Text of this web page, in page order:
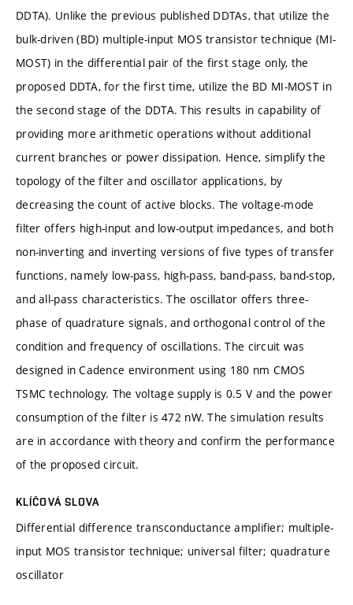
DDTA). Unlike the previous published DDTAs, that utilize the
bulk-driven (BD) multiple-input MOS transistor technique (MI-
MOST) in the differential pair of the first stage only, the
proposed DDTA, for the first time, utilize the BD MI-MOST in
the second stage of the DDTA. This results in capability of
providing more arithmetic operations without additional
current branches or power dissipation. Hence, simplify the
topology of the filter and oscillator applications, by
decreasing the count of active blocks. The voltage-mode
filter offers high-input and low-output impedances, and both
non-inverting and inverting versions of five types of transfer
functions, namely low-pass, high-pass, band-pass, band-stop,
and all-pass characteristics. The oscillator offers three-
phase of quadrature signals, and orthogonal control of the
condition and frequency of oscillations. The circuit was
designed in Cadence environment using 180 nm CMOS
TSMC technology. The voltage supply is 0.5 V and the power
consumption of the filter is 472 nW. The simulation results
are in accordance with theory and confirm the performance
of the proposed circuit.
KLÍČOVÁ SLOVA
Differential difference transconductance amplifier; multiple-
input MOS transistor technique; universal filter; quadrature
oscillator